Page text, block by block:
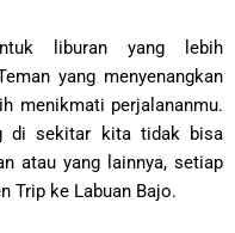
liburan yang lebih
yang menyenangkan
menikmati perjalananmu.
di sekitar kita tidak bisa
atau yang lainnya, setiap
Trip ke Labuan Bajo.